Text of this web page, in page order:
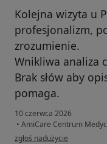
Kolejna wizyta u
profesjonalizm,
zrozumienie.
Wnikliwa analiza
Brak słów aby
pomaga.
10 czerwca 2026
• AmiCare Centrum
w opinii użytkownika
zgłoś nadużycie